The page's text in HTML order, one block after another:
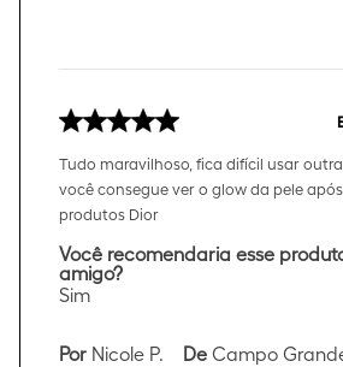
Tudo maravilhoso, fica difícil usar
você consegue ver o glow da pele
produtos Dior
Você recomendaria esse
amigo?
Sim
Por Nicole P. De Campo